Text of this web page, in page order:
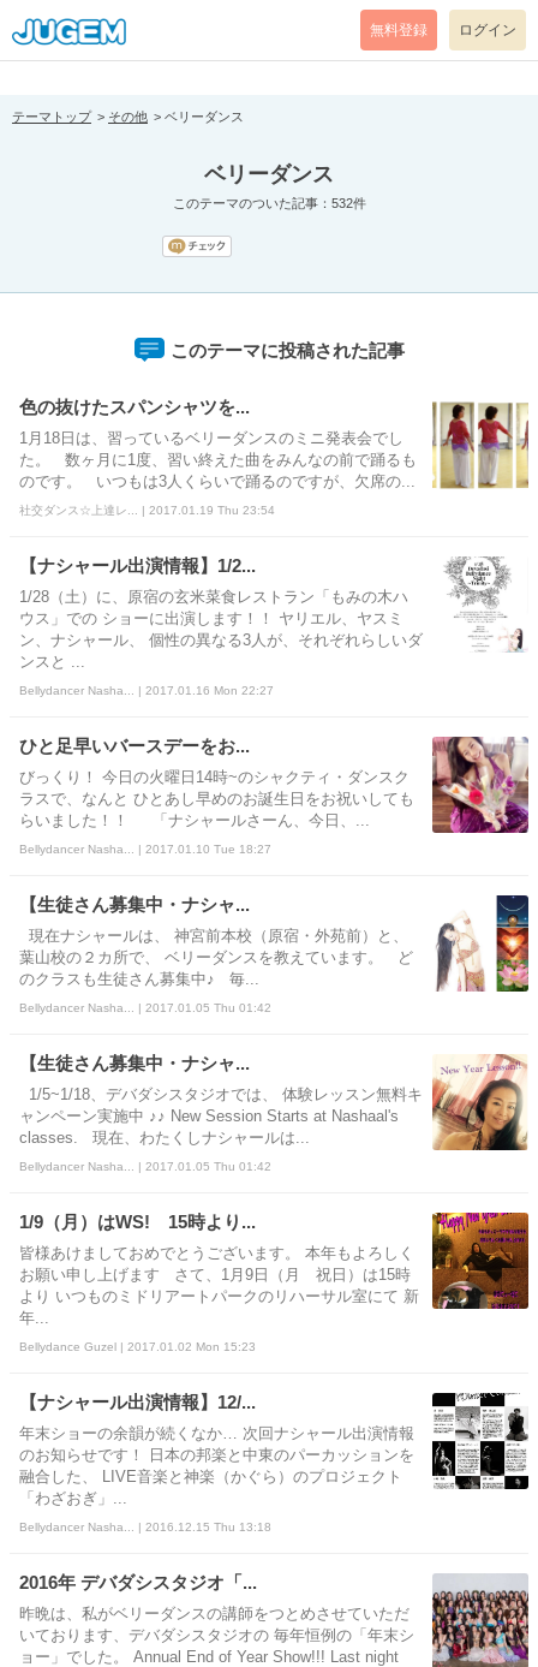
[pear_error: message="Success" code=0 mode=return level=notice
prefix="" info=""]
無料登録 ログイン
テーマトップ その他 ベリーダンス
ベリーダンス
このテーマのついた記事：532件
このテーマに投稿された記事
色の抜けたスパンシャツを...
1月18日は、習っているベリーダンスのミニ発表会でし
た。 数ヶ月に1度、習い終えた曲をみんなの前で踊るも
のです。 いつもは3人くらいで踊るのですが、欠席の...
社交ダンス☆上達レ... | 2017.01.19 Thu 23:54
【ナシャール出演情報】1/2...
1/28（土）に、原宿の玄米菜食レストラン「もみの木ハ
ウス」での ショーに出演します！！ ヤリエル、ヤスミ
ン、ナシャール、 個性の異なる3人が、それぞれらしいダ
ンスと ...
Bellydancer Nasha... | 2017.01.16 Mon 22:27
ひと足早いバースデーをお...
びっくり！ 今日の火曜日14時~のシャクティ・ダンスク
ラスで、なんと ひとあし早めのお誕生日をお祝いしても
らいました！！ 「ナシャールさーん、今日、...
Bellydancer Nasha... | 2017.01.10 Tue 18:27
【生徒さん募集中・ナシャ...
現在ナシャールは、 神宮前本校（原宿・外苑前）と、
葉山校の２カ所で、 ベリーダンスを教えています。 ど
のクラスも生徒さん募集中♪ 毎...
Bellydancer Nasha... | 2017.01.05 Thu 01:42
【生徒さん募集中・ナシャ...
1/5~1/18、デバダシスタジオでは、 体験レッスン無料キ
ャンペーン実施中 ♪♪ New Session Starts at Nashaal's
classes. 現在、わたくしナシャールは...
Bellydancer Nasha... | 2017.01.05 Thu 01:42
1/9（月）はWS! 15時より...
皆様あけましておめでとうございます。 本年もよろしく
お願い申し上げます さて、1月9日（月 祝日）は15時
より いつものミドリアートパークのリハーサル室にて 新
年...
Bellydance Guzel | 2017.01.02 Mon 15:23
【ナシャール出演情報】12/...
年末ショーの余韻が続くなか… 次回ナシャール出演情報
のお知らせです！ 日本の邦楽と中東のパーカッションを
融合した、 LIVE音楽と神楽（かぐら）のプロジェクト
「わざおぎ」...
Bellydancer Nasha... | 2016.12.15 Thu 13:18
2016年 デバダシスタジオ「...
昨晩は、私がベリーダンスの講師をつとめさせていただ
いております、デバダシスタジオの 毎年恒例の「年末シ
ョー」でした。 Annual End of Year Show!!! Last night